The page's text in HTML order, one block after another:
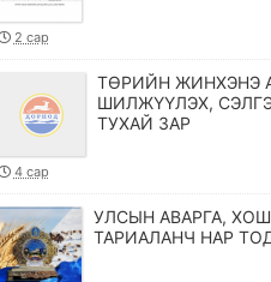
2 сар
ТӨРИЙН ЖИНХЭНЭ
ШИЛЖҮҮЛЭХ,
ТУХАЙ ЗАР
4 сар
УЛСЫН АВАРГА,
ТАРИАЛАНЧ НАР